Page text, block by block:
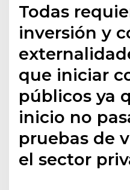
Todas
inversión y
que iniciar
públicos ya
inicio no
pruebas de
el sector